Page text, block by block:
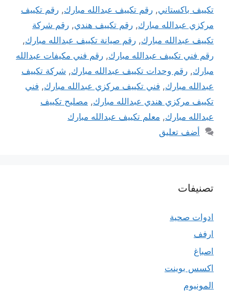
تكييف باكستاني, رقم تكييف عبدالله مبارك, رقم تكييف
مركزي عبدالله مبارك, رقم تكييف هندي, رقم شركة
تكييف عبدالله مبارك, رقم صيانة تكييف عبدالله مبارك,
رقم فني تكييف عبدالله مبارك, رقم فني مكيفات عبدالله
مبارك, رقم وحدات تكييف عبدالله مبارك, شركة تكييف
عبدالله مبارك, فني تكييف مركزي عبدالله مبارك, فني
تكييف مركزي هندي عبدالله مبارك, مصليح تكييف
عبدالله مبارك, معلم تكييف عبدالله مبارك
أضف تعليق
تصنيفات
ادوات صحية
ارفف
اصباغ
اكسس بوينت
المونيوم